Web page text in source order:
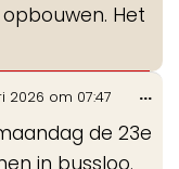
Het
2026 om 07:47
de 23e
in bussloo.
...